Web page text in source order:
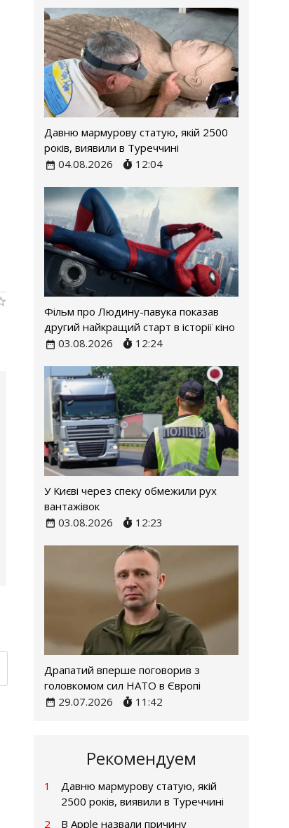
Давню мармурову статую, якій 2500
років, виявили в Туреччині
04.08.2026
12:04
Фільм про Людину-павука показав
другий найкращий старт в історії кіно
03.08.2026
12:24
У Києві через спеку обмежили рух
вантажівок
03.08.2026
12:23
Драпатий вперше поговорив з
головкомом сил НАТО в Європі
29.07.2026
11:42
Рекомендуем
1
Давню мармурову статую, якій
2500 років, виявили в Туреччині
2
В Apple назвали причину